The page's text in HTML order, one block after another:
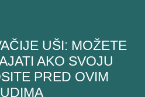
UŠI: MOŽETE
AKO SVOJU
PRED OVIM